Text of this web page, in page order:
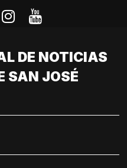
DE NOTICIAS
SAN JOSÉ